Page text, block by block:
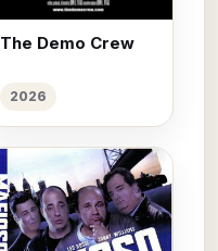
The Demo Crew
2026